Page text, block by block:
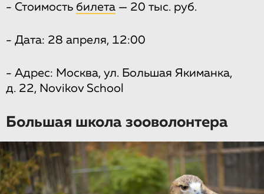
- Стоимость билета — 20 тыс. руб.
- Дата: 28 апреля, 12:00
- Адрес: Москва, ул. Большая Якиманка,
д. 22, Novikov School
Большая школа зооволонтера